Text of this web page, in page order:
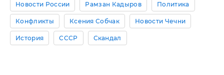
Новости России Рамзан Кадыров Политика
Конфликты Ксения Собчак Новости Чечни
История СССР Скандал